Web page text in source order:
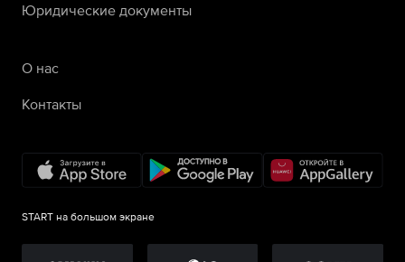
Юридические документы
О нас
Контакты
START на большом экране